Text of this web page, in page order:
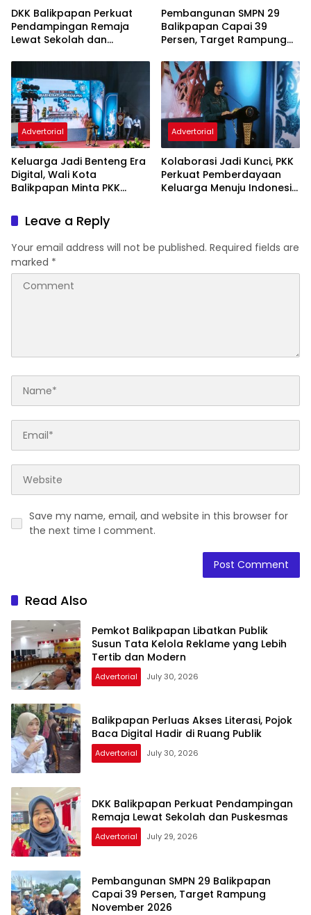
DKK Balikpapan Perkuat
Pendampingan Remaja
Lewat Sekolah dan
Pembangunan SMPN 29
Balikpapan Capai 39
Persen, Target Rampung
Advertorial
Keluarga Jadi Benteng Era
Digital, Wali Kota
Balikpapan Minta PKK
Karakter Generasi Muda
Advertorial
Kolaborasi Jadi Kunci, PKK
Perkuat Pemberdayaan
Keluarga Menuju Indonesia
Leave a Reply
Your email address will not be published. Required fields are
marked *
Save my name, email, and website in this browser for
the next time I comment.
Read Also
Pemkot Balikpapan Libatkan Publik
Susun Tata Kelola Reklame yang Lebih
Tertib dan Modern
Advertorial July 30, 2026
Balikpapan Perluas Akses Literasi, Pojok
Baca Digital Hadir di Ruang Publik
Advertorial July 30, 2026
DKK Balikpapan Perkuat Pendampingan
Remaja Lewat Sekolah dan Puskesmas
Advertorial July 29, 2026
Pembangunan SMPN 29 Balikpapan
Capai 39 Persen, Target Rampung
November 2026